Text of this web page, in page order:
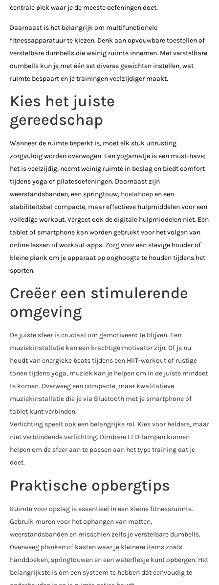
centrale plek waar je de meeste oefeningen doet.
Daarnaast is het belangrijk om multifunctionele
fitnessapparatuur te kiezen. Denk aan opvouwbare toestellen of
verstelbare dumbells die weinig ruimte innemen. Met verstelbare
dumbells kun je met één set diverse gewichten instellen, wat
ruimte bespaart en je trainingen veelzijdiger maakt.
Kies het juiste
gereedschap
Wanneer de ruimte beperkt is, moet elk stuk uitrusting
zorgvuldig worden overwogen. Een yogamatje is een must-have;
het is veelzijdig, neemt weinig ruimte in beslag en biedt comfort
tijdens yoga of pilatesoefeningen. Daarnaast zijn
weerstandsbanden, een springtouw, hoelahoepen een
stabiliteitsbal compacte, maar effectieve hulpmiddelen voor een
volledige workout. Vergeet ook de digitale hulpmiddelen niet. Een
tablet of smartphone kan worden gebruikt voor het volgen van
online lessen of workout-apps. Zorg voor een stevige houder of
kleine plank om je apparaat op ooghoogte te houden tijdens het
sporten.
Creëer een stimulerende
omgeving
De juiste sfeer is cruciaal om gemotiveerd te blijven. Een
muziekinstallatie kan een krachtige motivator zijn. Of je nu
houdt van energieke beats tijdens een HIIT-workout of rustige
tonen tijdens yoga, muziek kan je helpen om in de juiste mindset
te komen. Overweeg een compacte, maar kwalitatieve
muziekinstallatie die je via Bluetooth met je smartphone of
tablet kunt verbinden.
Verlichting speelt ook een belangrijke rol. Kies voor heldere, maar
niet verblindende verlichting. Dimbare LED-lampen kunnen
helpen om de sfeer aan te passen aan het type training dat je
doet.
Praktische opbergtips
Ruimte voor opslag is essentieel in een kleine fitnessruimte.
Gebruik muren voor het ophangen van matten,
weerstandsbanden en misschien zelfs je verstelbare dumbells.
Overweeg planken of kasten waar je kleinere items zoals
handdoeken, springtouwen en een waterflesje kunt opbergen. Het
belangrijkste is om een systeem te hebben dat eenvoudig te